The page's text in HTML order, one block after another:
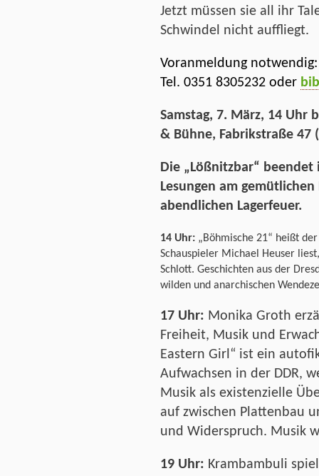
Jetzt müssen sie all ihr
Schwindel nicht auffliegt.
Voranmeldung
Tel. 0351 8305232 oder
Samstag, 7. März, 14 Uhr
& Bühne, Fabrikstraße 47
Die „Lößnitzbar“
Lesungen am
abendlichen Lagerfeuer.
14 Uhr: „Böhmische 21“ heißt
Schauspieler Michael Heuser
Schlott. Geschichten aus der
wilden und anarchischen
17 Uhr: Monika Groth
Freiheit, Musik und
Eastern Girl“ ist ein
Aufwachsen in der DDR,
Musik als existenzielle
auf zwischen Plattenbau
und Widerspruch. Musik
19 Uhr: Krambambuli